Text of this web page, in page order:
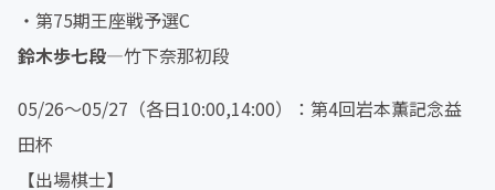
・第75期王座戦予選C
鈴木歩七段―竹下奈那初段
05/26～05/27（各日10:00,14:00）：第4回岩本薫記念益
田杯
【出場棋士】